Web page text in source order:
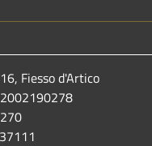
Fiesso d'Artico